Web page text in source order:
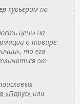
курьером по
цены на
о товаре.
то его
от
«Парус» или